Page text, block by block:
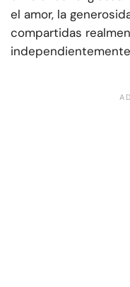
el amor, la
compartidas